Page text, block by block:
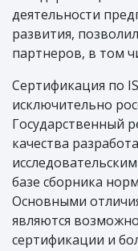
деятельности
развития,
партнеров, в том
Сертификация по
исключительно
Государственный
качества
базе сборника
Основными
являются
сертификации и